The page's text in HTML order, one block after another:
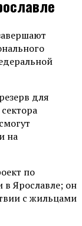
для
на
по
в Ярославле; он
с жильцами